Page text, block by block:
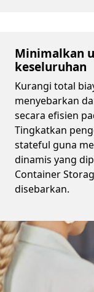
Minimalkan
keseluruhan
Kurangi total
menyebarkan
secara efisien
Tingkatkan
stateful guna
dinamis yang
Container
disebarkan.